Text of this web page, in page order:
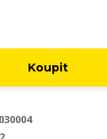
Koupit